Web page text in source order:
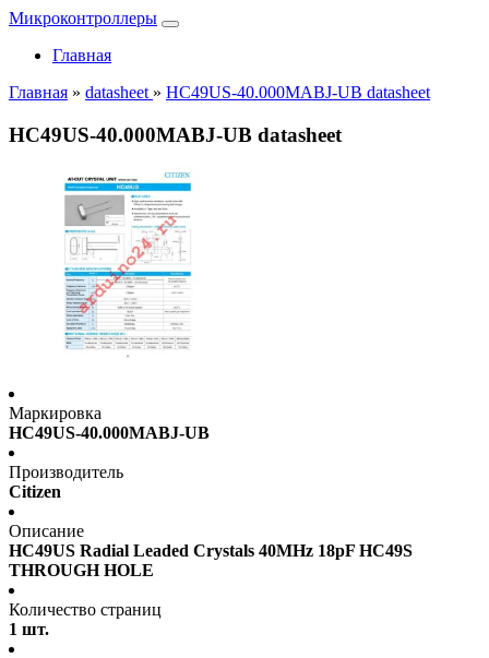
Микроконтроллеры
Главная
Главная » datasheet » HC49US-40.000MABJ-UB datasheet
HC49US-40.000MABJ-UB datasheet
Маркировка
HC49US-40.000MABJ-UB
Производитель
Citizen
Описание
HC49US Radial Leaded Crystals 40MHz 18pF HC49S
THROUGH HOLE
Количество страниц
1 шт.